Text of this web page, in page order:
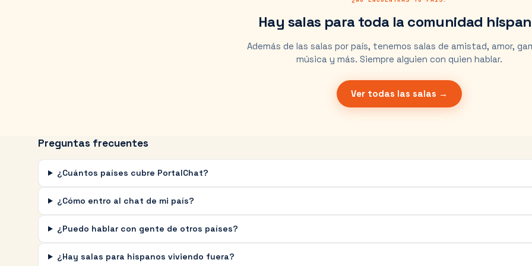
Hay salas para toda la comunidad
Además de las salas por país, tenemos salas de amistad, amor,
música y más. Siempre alguien con quien hablar.
Ver todas las salas →
Preguntas frecuentes
¿Cuántos países cubre PortalChat?
¿Cómo entro al chat de mi país?
¿Puedo hablar con gente de otros países?
¿Hay salas para hispanos viviendo fuera?